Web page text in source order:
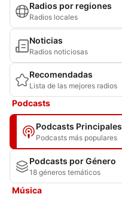
Radios por regiones
Radios locales
Noticias
Radios noticiosas
Recomendadas
Lista de las mejores radios
Podcasts
Podcasts Principales
Podcasts más populares
Podcasts por Género
18 géneros temáticos
Música